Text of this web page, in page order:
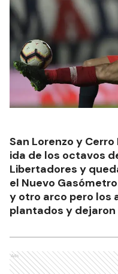
San Lorenzo y
ida de los octavos
Libertadores y
el Nuevo
y otro arco pero los
plantados y
Ads